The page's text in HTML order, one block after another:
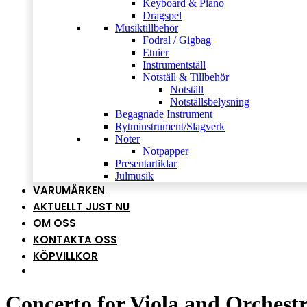
Keyboard & Piano
Dragspel
Musiktillbehör
Fodral / Gigbag
Etuier
Instrumentställ
Notställ & Tillbehör
Notställ
Notställsbelysning
Begagnade Instrument
Rytminstrument/Slagverk
Noter
Notpapper
Presentartiklar
Julmusik
VARUMÄRKEN
AKTUELLT JUST NU
OM OSS
KONTAKTA OSS
KÖPVILLKOR